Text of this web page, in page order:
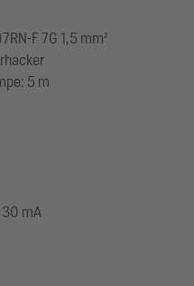
F 7G 1,5 mm²
5 m
30 mA